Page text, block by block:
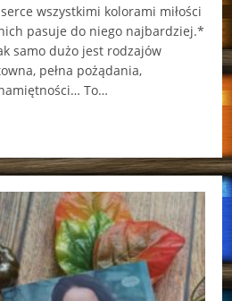
wszystkimi kolorami miłości
pasuje do niego najbardziej.*
samo dużo jest rodzajów
pełna pożądania,
To…